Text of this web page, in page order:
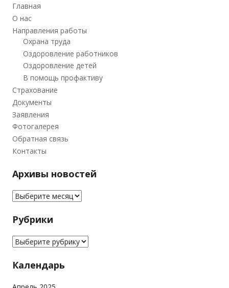
Главная
О нас
Направления работы
Охрана труда
Оздоровление работников
Оздоровление детей
В помощь профактиву
Страхование
Документы
Заявления
Фотогалерея
Обратная связь
Контакты
Архивы новостей
Архивы новостей
Рубрики
Рубрики
Календарь